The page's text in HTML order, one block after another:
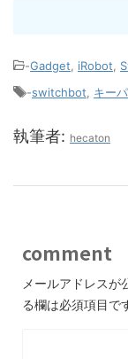
-Gadget iRobot
-switchbot キー
執筆者: hecaton
comment
メールアドレスが
る欄は必須項目で